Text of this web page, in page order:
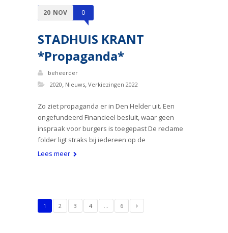
20 NOV 0
STADHUIS KRANT
*Propaganda*
beheerder
2020, Nieuws, Verkiezingen 2022
Zo ziet propaganda er in Den Helder uit. Een
ongefundeerd Financieel besluit, waar geen
inspraak voor burgers is toegepast De reclame
folder ligt straks bij iedereen op de
Lees meer
1 2 3 4 … 6